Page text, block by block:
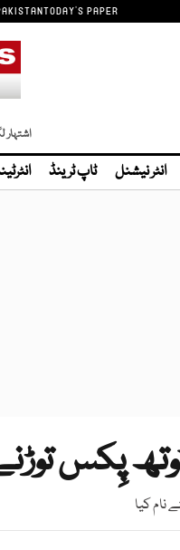
TODAY'S PAPER
اشتہار
انٹر نیشنل ٹاپ ٹرینڈ
پِکس